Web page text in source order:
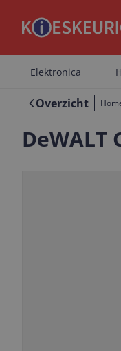
Elektronica
Overzicht
DeWALT